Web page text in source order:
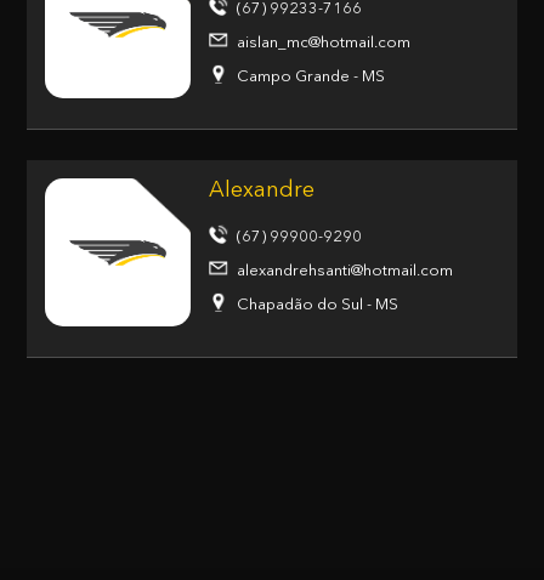
(67) 99233-7166
aislan_mc@hotmail.com
Campo Grande - MS
Alexandre
(67) 99900-9290
alexandrehsanti@hotmail.com
Chapadão do Sul - MS